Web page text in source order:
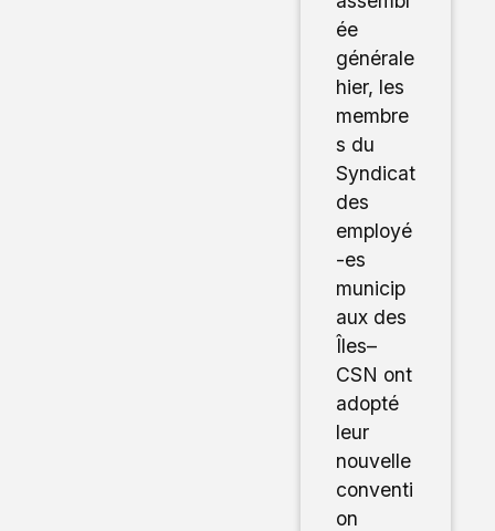
ée
générale
hier, les
membre
s du
Syndicat
des
employé
-es
municip
aux des
Îles–
CSN ont
adopté
leur
nouvelle
conventi
on